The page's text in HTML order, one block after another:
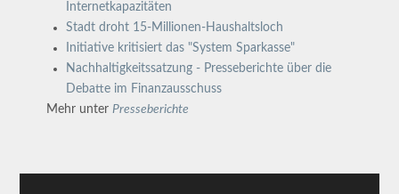
Internetkapazitäten
Stadt droht 15-Millionen-Haushaltsloch
Initiative kritisiert das "System Sparkasse"
Nachhaltigkeitssatzung - Presseberichte über die
Debatte im Finanzausschuss
Mehr unterPresseberichte